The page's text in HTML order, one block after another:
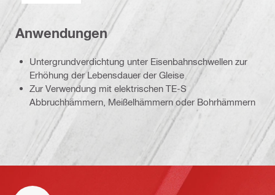
Anwendungen
Untergrundverdichtung unter Eisenbahnschwellen zur
Erhöhung der Lebensdauer der Gleise
Zur Verwendung mit elektrischen TE-S
Abbruchhämmern, Meißelhämmern oder Bohrhämmern